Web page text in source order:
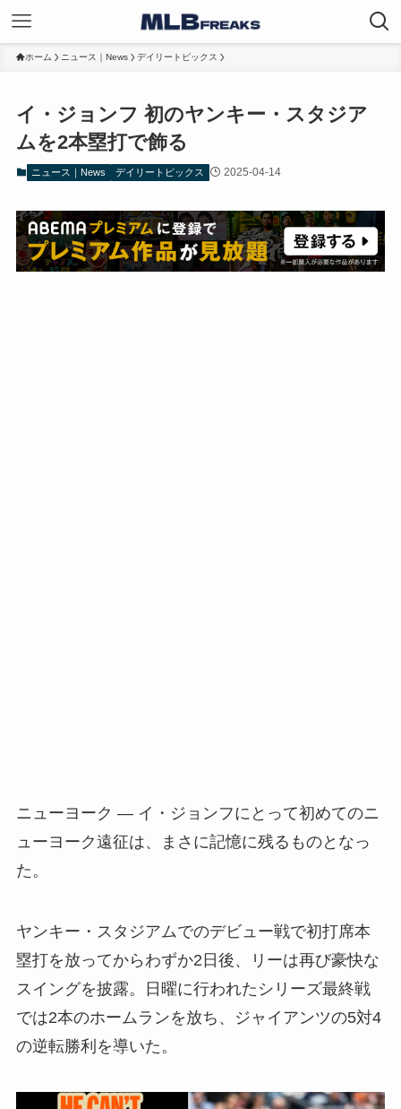
ホーム ニュース｜News デイリートピックス
イ・ジョンフ 初のヤンキー・スタジア
ムを2本塁打で飾る
ニュース｜News デイリートピックス 2025-04-14
ニューヨーク — イ・ジョンフにとって初めてのニ
ューヨーク遠征は、まさに記憶に残るものとなっ
た。
ヤンキー・スタジアムでのデビュー戦で初打席本
塁打を放ってからわずか2日後、リーは再び豪快な
スイングを披露。日曜に行われたシリーズ最終戦
では2本のホームランを放ち、ジャイアンツの5対4
の逆転勝利を導いた。